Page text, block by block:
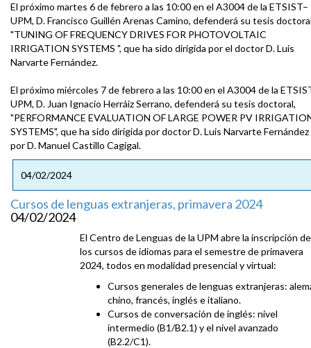
El próximo martes 6 de febrero a las 10:00 en el A3004 de la ETSIST–
UPM, D. Francisco Guillén Arenas Camino, defenderá su tesis
"TUNING OF FREQUENCY DRIVES FOR PHOTOVOLTAIC
IRRIGATION SYSTEMS ", que ha sido dirigida por el doctor D. Luis
Narvarte Fernández.
El próximo miércoles 7 de febrero a las 10:00 en el A3004 de la
UPM, D. Juan Ignacio Herráiz Serrano, defenderá su tesis doctoral,
"PERFORMANCE EVALUATION OF LARGE POWER PV
SYSTEMS", que ha sido dirigida por doctor D. Luis Narvarte Fernández
por D. Manuel Castillo Cagigal.
04/02/2024
Cursos de lenguas extranjeras, primavera 2024
04/02/2024
El Centro de Lenguas de la UPM abre la inscripción de
los cursos de idiomas para el semestre de primavera
2024, todos en modalidad presencial y virtual:
Cursos generales de lenguas extranjeras:
chino, francés, inglés e italiano.
Cursos de conversación de inglés: nivel
intermedio (B1/B2.1) y el nivel avanzado
(B2.2/C1).